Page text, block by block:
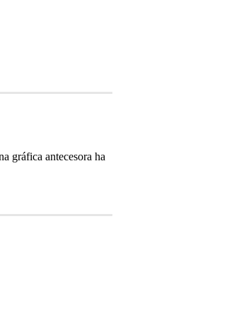
gráfica antecesora ha